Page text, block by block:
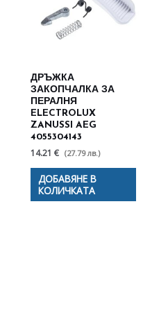
ДРЪЖКА
ЗАКОПЧАЛКА ЗА
ПЕРАЛНЯ
ELECTROLUX
ZANUSSI AEG
4055304143
14.21 € (27.79 лв.)
ДОБАВЯНЕ В
КОЛИЧКАТА